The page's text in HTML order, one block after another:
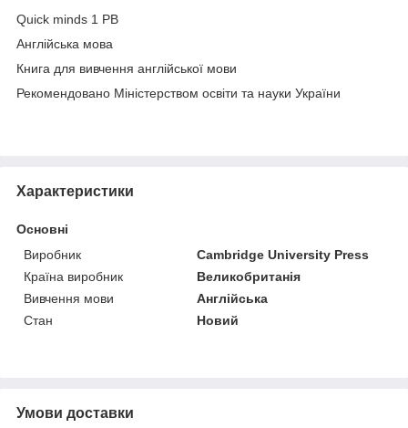
Quick minds 1 PB
Англійська мова
Книга для вивчення англійської мови
Рекомендовано Міністерством освіти та науки України
Характеристики
Основні
Виробник
Cambridge University Press
Країна виробник
Великобританія
Вивчення мови
Англійська
Стан
Новий
Умови доставки